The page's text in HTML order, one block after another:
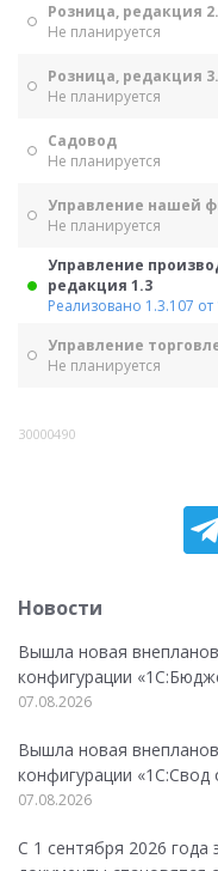
Розница, редакция
Не планируется
Розница, редакция
Не планируется
Садовод
Не планируется
Управление нашей
Не планируется
Управление
редакция 1.3
Реализовано 1.3.107 от
Управление
Не планируется
30000490
Новости
Вышла новая
конфигурации
07.08.2026
Вышла новая
конфигурации
07.08.2026
С 1 сентября 2026